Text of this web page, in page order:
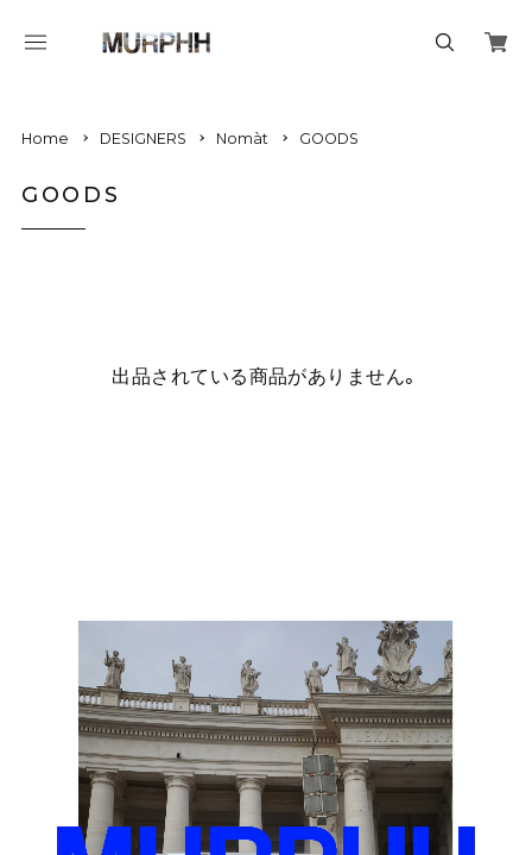
Home DESIGNERS Nomàt GOODS
GOODS
出品されている商品がありません。